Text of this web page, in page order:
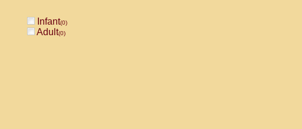
Infant(0)
Adult(0)